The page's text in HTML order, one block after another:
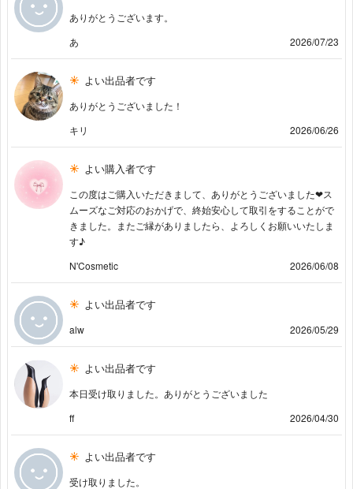
ありがとうございます。
あ
2026/07/23
よい出品者です
ありがとうございました！
キリ
2026/06/26
よい購入者です
この度はご購入いただきまして、ありがとうございました❤︎ス
ムーズなご対応のおかげで、終始安心して取引をすることがで
きました。またご縁がありましたら、よろしくお願いいたしま
す♪
N'Cosmetic
2026/06/08
よい出品者です
alw 2026/05/29
よい出品者です
本日受け取りました。ありがとうございました
ff
2026/04/30
よい出品者です
受け取りました。